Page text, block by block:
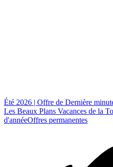
Été 2026 | Offre de Dernière
Les Beaux Plans Vacances de la
d'annéeOffres permanentes